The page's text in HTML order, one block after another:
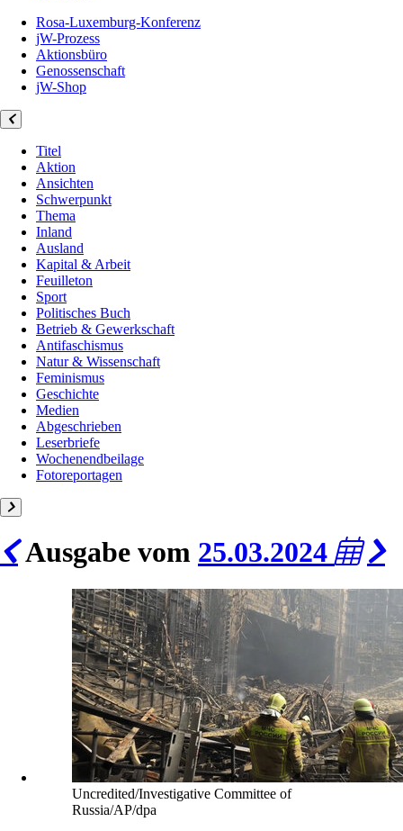
Rosa-Luxemburg-Konferenz
jW-Prozess
Aktionsbüro
Genossenschaft
jW-Shop
Titel
Aktion
Ansichten
Schwerpunkt
Thema
Inland
Ausland
Kapital & Arbeit
Feuilleton
Sport
Politisches Buch
Betrieb & Gewerkschaft
Antifaschismus
Natur & Wissenschaft
Feminismus
Geschichte
Medien
Abgeschrieben
Leserbriefe
Wochenendbeilage
Fotoreportagen
Ausgabe vom 25.03.2024
Uncredited/Investigative Committee of
Russia/AP/dpa